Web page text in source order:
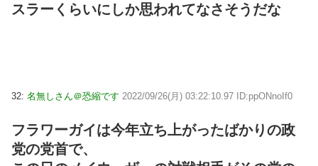
スラーくらいにしか思われてなさそうだな
32: 名無しさん＠恐縮です 2022/09/26(月) 03:22:10.97 ID:ppONnoIf0
フラワーガイは今年立ち上がったばかりの政
党の党首で、